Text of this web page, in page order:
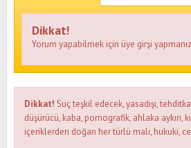
Dikkat!
Yorum yapabilmek için üye girşi
Dikkat! Suç teşkil edecek, yasadışı,
düşürücü, kaba, pornografik, ahlaka
içeriklerden doğan her türlü mali, hukuki,